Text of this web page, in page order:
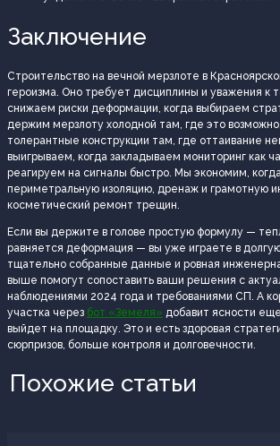
Заключение
Строительство на вечной мерзлоте в
героизма. Оно требует дисциплины и уважения к
снижаем риски деформации, когда выбираем
держим мерзлоту холодной там, где это
толерантные конструкции там, где оттаивание
выигрываем, когда закладываем мониторинг как
реагируем на сигналы быстро. Мы экономим,
периметральную изоляцию, дренаж и грамотную
косметический ремонт трещин.
Если вы держите в голове простую формулу —
равняется деформация — вы уже играете в
тщательно собранные данные и ровная
выше помогут сопоставить ваши решения с
наблюдениями 2024 года и требованиями СП. А
участка через бот «Земеля» добавит ясности
выйдет на площадку. Это и есть здоровая
сюрпризов, больше контроля и долговечности.
Похожие статьи